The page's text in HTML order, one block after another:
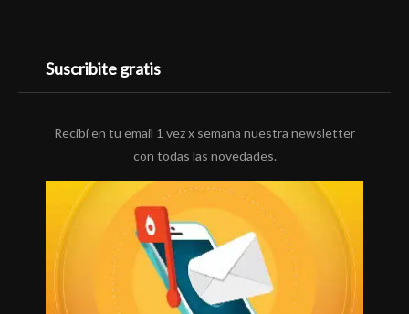
Suscribite gratis
Recibí en tu email 1 vez x semana nuestra newsletter
con todas las novedades.